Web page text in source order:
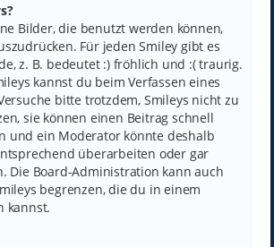
Bilder, die benutzt werden können,
Für jeden Smiley gibt es
z. B. bedeutet :) fröhlich und :( traurig.
kannst du beim Verfassen eines
bitte trotzdem, Smileys nicht zu
sie können einen Beitrag schnell
und ein Moderator könnte deshalb
überarbeiten oder gar
Die Board-Administration kann auch
begrenzen, die du in einem
kannst.